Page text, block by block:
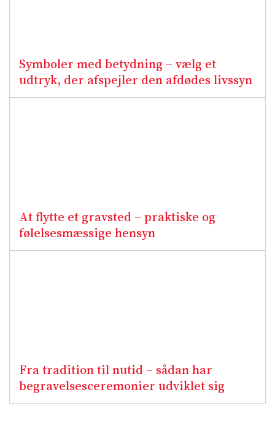
Symboler med betydning – vælg et
udtryk, der afspejler den afdødes livssyn
At flytte et gravsted – praktiske og
følelsesmæssige hensyn
Fra tradition til nutid – sådan har
begravelsesceremonier udviklet sig